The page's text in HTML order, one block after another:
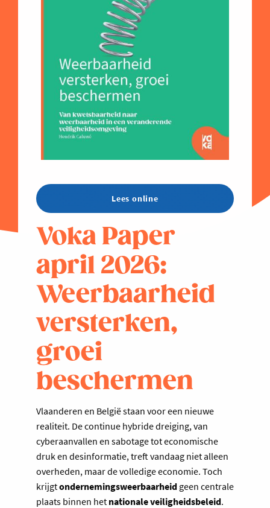
Lees online
Voka Paper
april 2026:
Weerbaarheid
versterken,
groei
beschermen
Vlaanderen en België staan voor een nieuwe
realiteit. De continue hybride dreiging, van
cyberaanvallen en sabotage tot economische
druk en desinformatie, treft vandaag niet alleen
overheden, maar de volledige economie. Toch
krijgtondernemingsweerbaarheid geen centrale
plaats binnen het nationale veiligheidsbeleid.